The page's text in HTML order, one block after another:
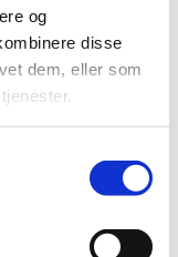
og
disse
dem, eller som
03 2023